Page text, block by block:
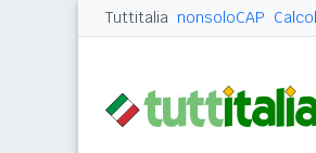
Tuttitalia nonsoloCAP